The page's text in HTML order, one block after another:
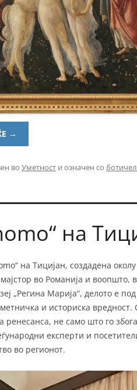
→
во Уметност и означен со
на
на Тицијан, создадена
мајстор во Романија и
„Регина Марија“, делото е
и историска
ренесанса, не само што го
експерти и
во регионот.